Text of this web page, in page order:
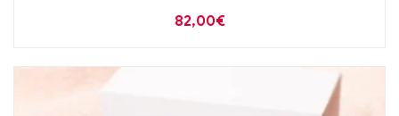
82,00€